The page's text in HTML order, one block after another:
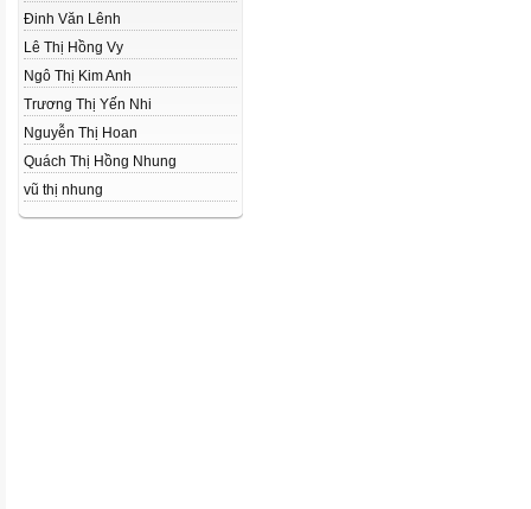
Đinh Văn Lênh
Lê Thị Hồng Vy
Ngô Thị Kim Anh
Trương Thị Yến Nhi
Nguyễn Thị Hoan
Quách Thị Hồng Nhung
vũ thị nhung